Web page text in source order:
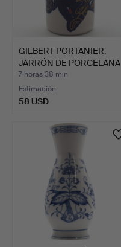
GILBERT PORTANIER.
JARRÓN DE PORCELANA
ROS…
7 horas 38 min
Estimación
58 USD